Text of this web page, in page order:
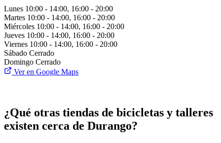
Lunes 10:00 - 14:00, 16:00 - 20:00
Martes 10:00 - 14:00, 16:00 - 20:00
Miércoles 10:00 - 14:00, 16:00 - 20:00
Jueves 10:00 - 14:00, 16:00 - 20:00
Viernes 10:00 - 14:00, 16:00 - 20:00
Sábado Cerrado
Domingo Cerrado
Ver en Google Maps
¿Qué otras tiendas de bicicletas y talleres
existen cerca de Durango?